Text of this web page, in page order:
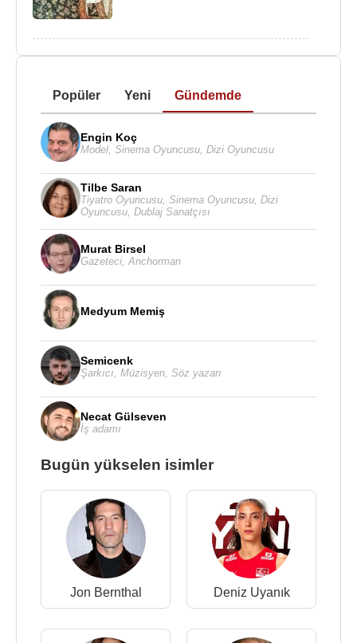
Popüler Yeni Gündemde
Engin Koç
Model, Sinema Oyuncusu, Dizi Oyuncusu
Tilbe Saran
Tiyatro Oyuncusu Sinema Oyuncusu Dizi
Oyuncusu Dublaj Sanatçısı
Murat Birsel
Gazeteci,Anchorman
Medyum Memiş
Semicenk
Şarkıcı, Müzisyen, Söz yazarı
Necat Gülseven
İş adamı
Bugün yükselen isimler
Jon Bernthal Deniz Uyanık